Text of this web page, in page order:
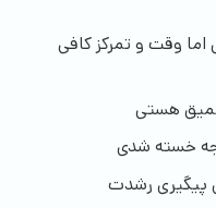
وقت و تمرکز کافی
هستی
خسته شدی
پیگیری رشدت